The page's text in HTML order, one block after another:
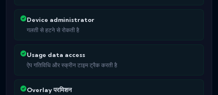
Device administrator
गलती से हटने से रोकती है
Usage data access
ऐप गतिविधि और स्क्रीन टाइम ट्रैक करती है
Overlay परमिशन